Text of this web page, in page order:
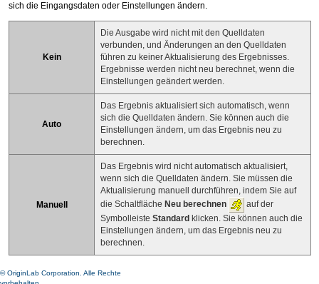
sich die Eingangsdaten oder Einstellungen ändern.
Kein
Die Ausgabe wird nicht mit den Quelldaten
verbunden, und Änderungen an den Quelldaten
führen zu keiner Aktualisierung des Ergebnisses.
Ergebnisse werden nicht neu berechnet, wenn die
Einstellungen geändert werden.
Auto
Das Ergebnis aktualisiert sich automatisch, wenn
sich die Quelldaten ändern. Sie können auch die
Einstellungen ändern, um das Ergebnis neu zu
berechnen.
Manuell
Das Ergebnis wird nicht automatisch aktualisiert,
wenn sich die Quelldaten ändern. Sie müssen die
Aktualisierung manuell durchführen, indem Sie auf
die Schaltfläche Neu berechnen
auf der
Symbolleiste Standard klicken. Sie können auch die
Einstellungen ändern, um das Ergebnis neu zu
berechnen.
© OriginLab Corporation. Alle Rechte